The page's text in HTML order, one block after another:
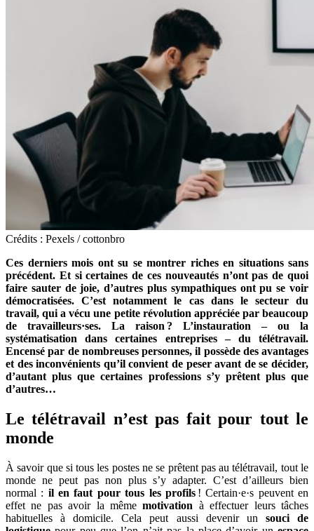
Crédits : Pexels / cottonbro
Ces derniers mois ont su se montrer riches en situations sans
précédent. Et si certaines de ces nouveautés n’ont pas de quoi
faire sauter de joie, d’autres plus sympathiques ont pu se voir
démocratisées. C’est notamment le cas dans le secteur du
travail, qui a vécu une petite révolution appréciée par beaucoup
de travailleurs·ses. La raison ? L’instauration – ou la
systématisation dans certaines entreprises –du télétravail.
Encensé par de nombreuses personnes, il possède des avantages
et des inconvénients qu’il convient de peser avant de se décider,
d’autant plus que certaines professions s’y prêtent plus que
d’autres…
Le télétravail n’est pas fait pour tout le
monde
À savoir que si tous les postes ne se prêtent pas au télétravail, tout le
monde ne peut pas non plus s’y adapter. C’est d’ailleurs bien
normal : il en faut pour tous les profils! Certain·e·s peuvent en
effet ne pas avoir la mêmemotivation à effectuer leurs tâches
habituelles à domicile. Cela peut aussi devenir un souci de